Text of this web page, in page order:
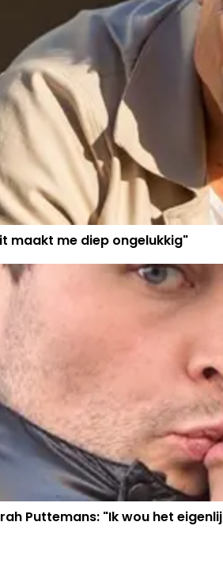
maakt me diep ongelukkig"
Puttemans: "Ik wou het